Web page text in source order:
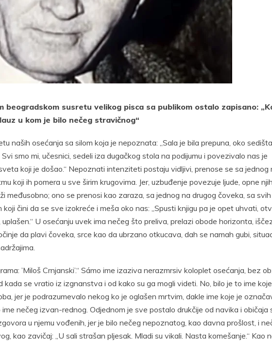
beogradskom susretu velikog pisca sa publikom ostalo zapisano:
u kom je bilo nečeg stravičnog“
naših osećanja sa silom koja je nepoznata: „Sala je bila prepuna, oko
Svi smo mi, učesnici, sedeli iza dugačkog stola na podijumu i povezivalo nas je
koji je došao.“ Nepoznati intenziteti postaju vidljivi, prenose se sa jednog
koji ih pomera u sve širim krugovima. Jer, uzbuđenje povezuje ljude, opne
međusobno; ono se prenosi kao zaraza, sa jednog na drugog čoveka, sa
čini da se sve izokreće i meša oko nas: „Spusti knjigu pa je opet uhvati,
U osećanju uvek ima nečeg što preliva, prelazi obode horizonta,
da plavi čoveka, srce kao da ubrzano otkucava, dah se namah gubi,
’Miloš Crnjanski’.“ Sámo ime izaziva nerazmrsiv koloplet osećanja, bez
se vratio iz izgnanstva i od kako su ga mogli videti. No, bilo je to ime
jer je podrazumevalo nekog ko je oglašen mrtvim, dakle ime koje je
nečeg izvan-rednog. Odjednom je sve postalo drukčije od navika i običaja
u njemu vođenih, jer je bilo nečeg nepoznatog, kao davna prošlost, i
kao zavičaj: „U sali strašan pljesak. Mladi su vikali. Nasta komešanje.“ Kao
Pocket
Email